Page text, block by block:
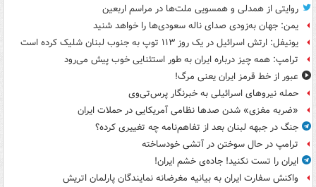
روایتی از همدلی و همسویی ملت‌ها در مراسم اربعین
یمن: جهان به‌زودی صدای ناله سعودی‌ها را خواهد شنید
یونیفل: ارتش اسرائیل در یک روز ۱۱۳ توپ به جنوب لبنان شلیک کرده است
ترامپ: همه چیز درباره ایران به طور استثنایی خوب پیش می‌رود
عبور از خط قرمز ایران یعنی مرگ!
حمله نیروهای اسرائیلی به خبرنگار پرس‌تی‌وی
«ضربه مغزی» شدن صدها نظامی آمریکایی در حملات ایران
جنگ در جبهه لبنان بعد از تفاهم‌نامه چه تغییری کرده؟
ترامپ در حال سوختن در آتشی خودساخته
ایران را تست نکنید! جاده‌ی خشم ایران!
واکنش سفارت ایران به بیانیه مغرضانه نمایندگان پارلمان اتریش